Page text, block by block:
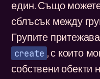
един. Също
сблъсък между
Групите
create , с които
собствени обекти